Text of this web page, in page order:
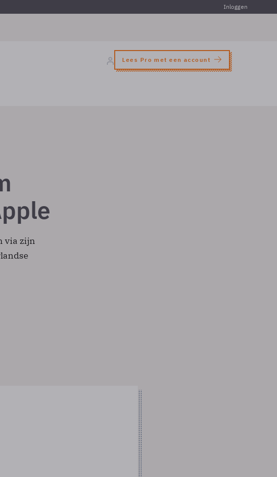
Inloggen
Lees Pro met een account
via zijn